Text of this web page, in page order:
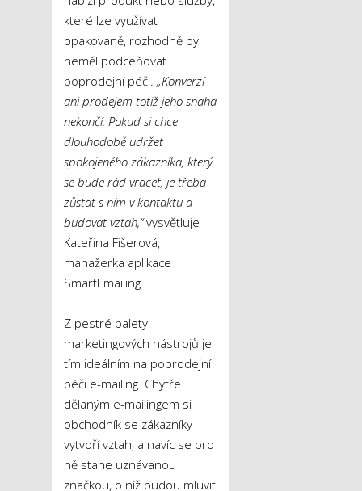
které lze využívat
opakovaně, rozhodně by
neměl podceňovat
poprodejní péči. „Konverzí
ani prodejem totiž jeho snaha
nekončí. Pokud si chce
dlouhodobě udržet
spokojeného zákazníka, který
se bude rád vracet, je třeba
zůstat s ním v kontaktu a
budovat vztah,“vysvětluje
Kateřina Fišerová,
manažerka aplikace
SmartEmailing.
Z pestré palety
marketingových nástrojů je
tím ideálním na poprodejní
péči e-mailing. Chytře
dělaným e-mailingem si
obchodník se zákazníky
vytvoří vztah, a navíc se pro
ně stane uznávanou
značkou, o níž budou mluvit